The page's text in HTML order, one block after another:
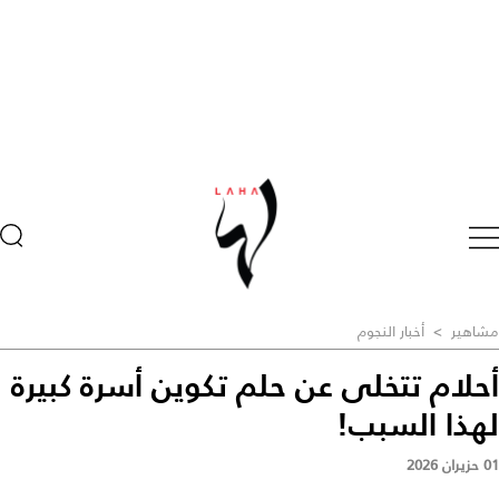
مشاهير > أخبار النجوم
أحلام تتخلى عن حلم تكوين أسرة كبيرة
لهذا السبب!
01 حزيران 2026